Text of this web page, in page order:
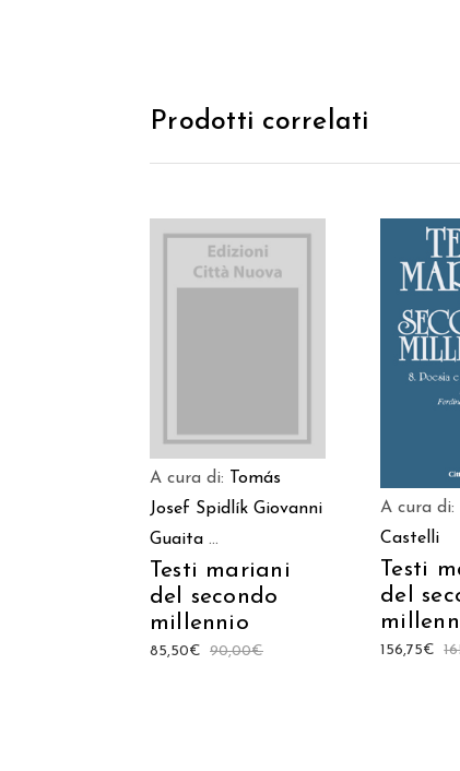
Prodotti correlati
A cura di: Tomás
Josef Spidlík Giovanni
Guaita ...
Testi mariani
del secondo
millennio
90,00€
85,50€
A cura di:
Castelli
Testi
del
156,75€